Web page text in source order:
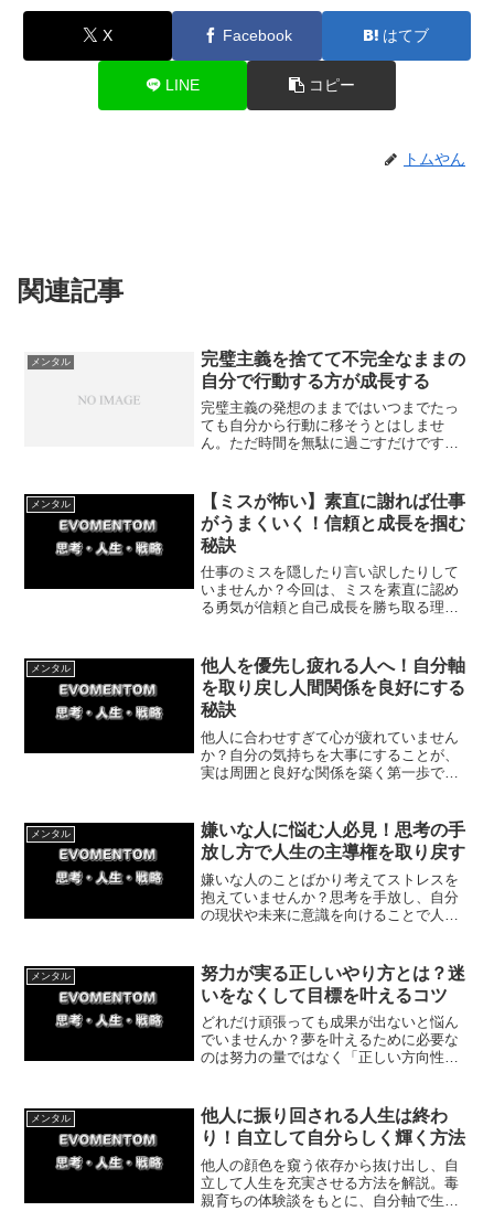
X Facebook はてブ
LINE コピー
トムやん
関連記事
メンタル
完璧主義を捨てて不完全なままの
自分で行動する方が成長する
完璧主義の発想のままではいつまでたっ
ても自分から行動に移そうとはしませ
ん。ただ時間を無駄に過ごすだけです。
て紹介していきます。
メンタル
【ミスが怖い】素直に謝れば仕事
がうまくいく！信頼と成長を掴む
秘訣
仕事のミスを隠したり言い訳したりして
いませんか？今回は、ミスを素直に認め
る勇気が信頼と自己成長を勝ち取る理由
の3ステップを紹介します。一歩踏み出し
て愛される一財に。
メンタル
他人を優先し疲れる人へ！自分軸
を取り戻し人間関係を良好にする
秘訣
他人に合わせすぎて心が疲れていません
か？自分の気持ちを大事にすることが、
実は周囲と良好な関係を築く第一歩で
のない自分を優先する具体策を分かりや
すく解説します。
メンタル
嫌いな人に悩む人必見！思考の手
放し方で人生の主導権を取り戻す
嫌いな人のことばかり考えてストレスを
抱えていませんか？思考を手放し、自分
の現状や未来に意識を向けることで人生
きる具体的な実践法を解説。自分の人生
を楽しもう。
メンタル
努力が実る正しいやり方とは？迷
いをなくして目標を叶えるコツ
どれだけ頑張っても成果が出ないと悩ん
でいませんか？夢を叶えるために必要な
のは努力の量ではなく「正しい方向性」
いを解消して目標達成への最短ルートを
歩み始めましょう。
メンタル
他人に振り回される人生は終わ
り！自立して自分らしく輝く方法
他人の顔色を窺う依存から抜け出し、自
立して人生を充実させる方法を解説。毒
親育ちの体験談をもとに、自分軸で生き